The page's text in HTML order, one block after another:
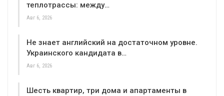
теплотрассы: между…
Авг 6, 2026
Не знает английский на достаточном уровне.
Украинского кандидата в…
Авг 6, 2026
Шесть квартир, три дома и апартаменты в